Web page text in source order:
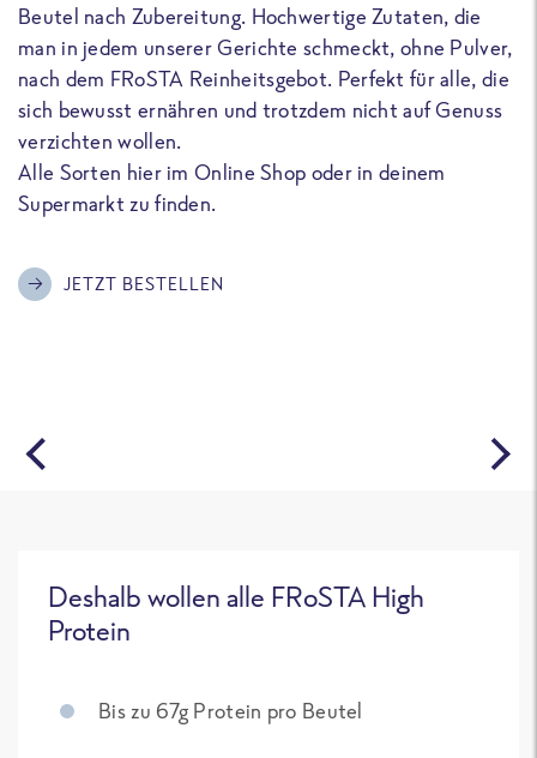
Beutel nach Zubereitung. Hochwertige Zutaten, die
man in jedem unserer Gerichte schmeckt, ohne Pulver,
nach dem FRoSTA Reinheitsgebot. Perfekt für alle, die
sich bewusst ernähren und trotzdem nicht auf Genuss
verzichten wollen.
Alle Sorten hier im Online Shop oder in deinem
Supermarkt zu finden.
JETZT BESTELLEN
Deshalb wollen alle FRoSTA High
Protein
Bis zu 67g Protein pro Beutel